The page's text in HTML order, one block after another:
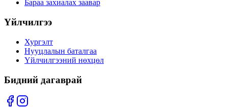
Бараа захиалах заавар
Үйлчилгээ
Хургэлт
Нууцлалын баталгаа
Үйлчилгээний нөхцөл
Бидний дагаврай